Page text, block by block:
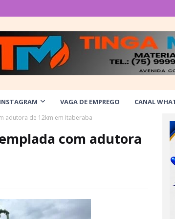
INSTAGRAM VAGA DE EMPREGO CANAL
adutora de 12km em Itaberaba
com adutora